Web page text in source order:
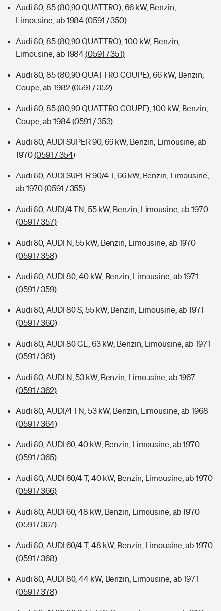
Audi 80, 85 (80,90 QUATTRO), 66 kW, Benzin,
Limousine, ab 1984(0591 / 350)
Audi 80, 85 (80,90 QUATTRO), 100 kW, Benzin,
Limousine, ab 1984(0591 / 351)
Audi 80, 85 (80,90 QUATTRO COUPE), 66 kW, Benzin,
Coupe, ab 1982(0591 / 352)
Audi 80, 85 (80,90 QUATTRO COUPE), 100 kW, Benzin,
Coupe, ab 1984(0591 / 353)
Audi 80, AUDI SUPER 90, 66 kW, Benzin, Limousine, ab
1970(0591 / 354)
Audi 80, AUDI SUPER 90/4 T, 66 kW, Benzin, Limousine,
ab 1970(0591 / 355)
Audi 80, AUDI/4 TN, 55 kW, Benzin, Limousine, ab 1970
(0591 / 357)
Audi 80, AUDI N, 55 kW, Benzin, Limousine, ab 1970
(0591 / 358)
Audi 80, AUDI 80, 40 kW, Benzin, Limousine, ab 1971
(0591 / 359)
Audi 80, AUDI 80 S, 55 kW, Benzin, Limousine, ab 1971
(0591 / 360)
Audi 80, AUDI 80 GL, 63 kW, Benzin, Limousine, ab 1971
(0591 / 361)
Audi 80, AUDI N, 53 kW, Benzin, Limousine, ab 1967
(0591 / 362)
Audi 80, AUDI/4 TN, 53 kW, Benzin, Limousine, ab 1968
(0591 / 364)
Audi 80, AUDI 60, 40 kW, Benzin, Limousine, ab 1970
(0591 / 365)
Audi 80, AUDI 60/4 T, 40 kW, Benzin, Limousine, ab 1970
(0591 / 366)
Audi 80, AUDI 60, 48 kW, Benzin, Limousine, ab 1970
(0591 / 367)
Audi 80, AUDI 60/4 T, 48 kW, Benzin, Limousine, ab 1970
(0591 / 368)
Audi 80, AUDI 80, 44 kW, Benzin, Limousine, ab 1971
(0591 / 378)